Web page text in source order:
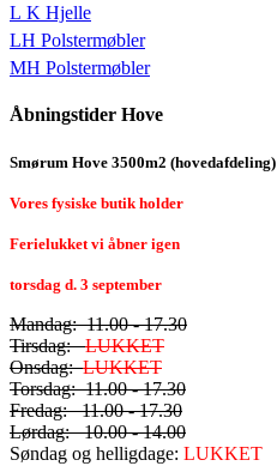
L K Hjelle
LH Polstermøbler
MH Polstermøbler
Åbningstider Hove
Smørum Hove 3500m2 (hovedafdeling)
Vores fysiske butik holder
Ferielukket vi åbner igen
torsdag d. 3 september
Mandag: 11.00 - 17.30
Tirsdag:LUKKET
Onsdag:LUKKET
Torsdag: 11.00 - 17.30
Fredag: 11.00 - 17.30
Lørdag: 10.00 - 14.00
Søndag og helligdage: LUKKET